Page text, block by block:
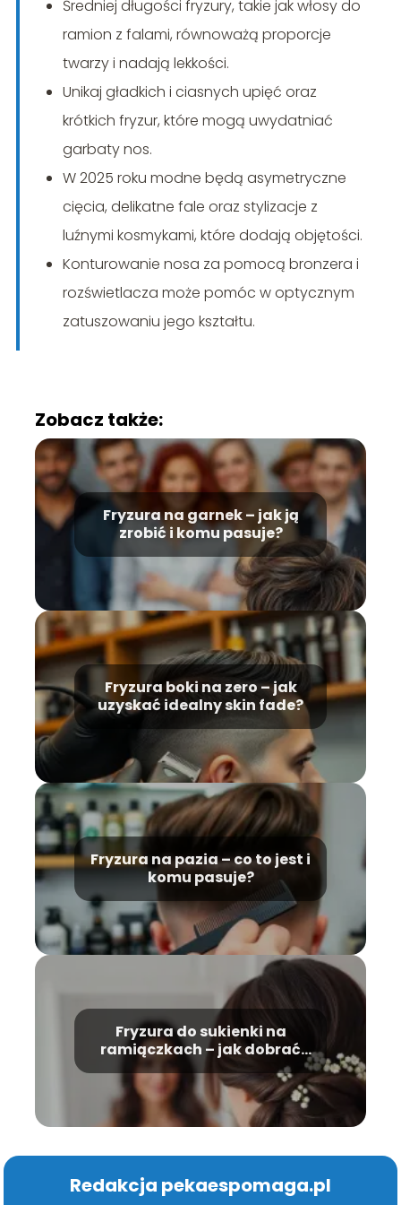
Średniej długości fryzury, takie jak włosy do
ramion z falami, równoważą proporcje
twarzy i nadają lekkości.
Unikaj gładkich i ciasnych upięć oraz
krótkich fryzur, które mogą uwydatniać
garbaty nos.
W 2025 roku modne będą asymetryczne
cięcia, delikatne fale oraz stylizacje z
luźnymi kosmykami, które dodają objętości.
Konturowanie nosa za pomocą bronzera i
rozświetlacza może pomóc w optycznym
zatuszowaniu jego kształtu.
Zobacz także:
Fryzura na garnek – jak ją
zrobić i komu pasuje?
Fryzura boki na zero – jak
uzyskać idealny skin fade?
Fryzura na pazia – co to jest i
komu pasuje?
Fryzura do sukienki na
ramiączkach – jak dobrać
idealną?
Redakcja pekaespomaga.pl